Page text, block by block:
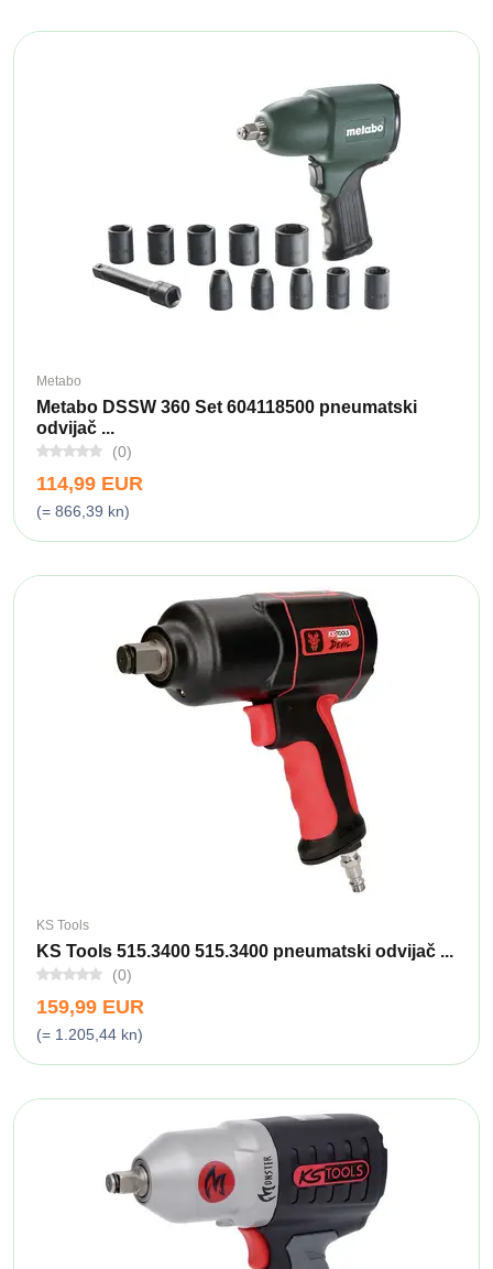
Metabo
Metabo DSSW 360 Set 604118500 pneumatski
odvijač ...
(0)
114,99 EUR
(= 866,39 kn)
KS Tools
KS Tools 515.3400 515.3400 pneumatski odvijač ...
(0)
159,99 EUR
(= 1.205,44 kn)